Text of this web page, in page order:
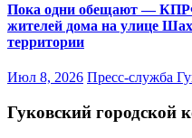
Пока одни обещают —
жителей дома на улице
территории
Июл 8, 2026 Пресс-служба
Гуковский городской